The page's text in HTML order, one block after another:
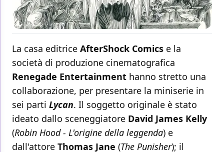
La casa editrice AfterShock Comics e la
società di produzione cinematografica
Renegade Entertainment hanno stretto una
collaborazione, per presentare la miniserie in
sei parti Lycan. Il soggetto originale è stato
ideato dallo sceneggiatore David James Kelly
(Robin Hood - L'origine della leggenda) e
dall'attore Thomas Jane (The Punisher); il